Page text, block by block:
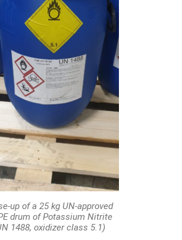
up of a 25 kg UN-approved
drum of Potassium Nitrite
1488, oxidizer class 5.1)